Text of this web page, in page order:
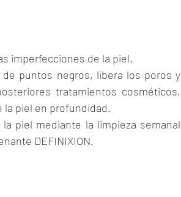
imperfecciones de la piel.
de puntos negros, libera los poros y
tratamientos cosméticos,
la piel en profundidad.
piel mediante la limpieza semanal
DEFINIXION.